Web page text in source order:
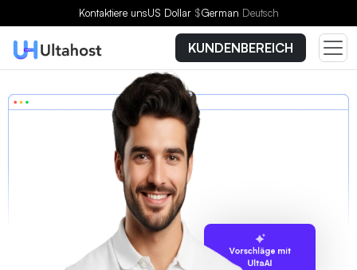
Kontaktiere unsUS Dollar $German Deutsch
KUNDENBEREICH
Vorschläge mit
UltaAI